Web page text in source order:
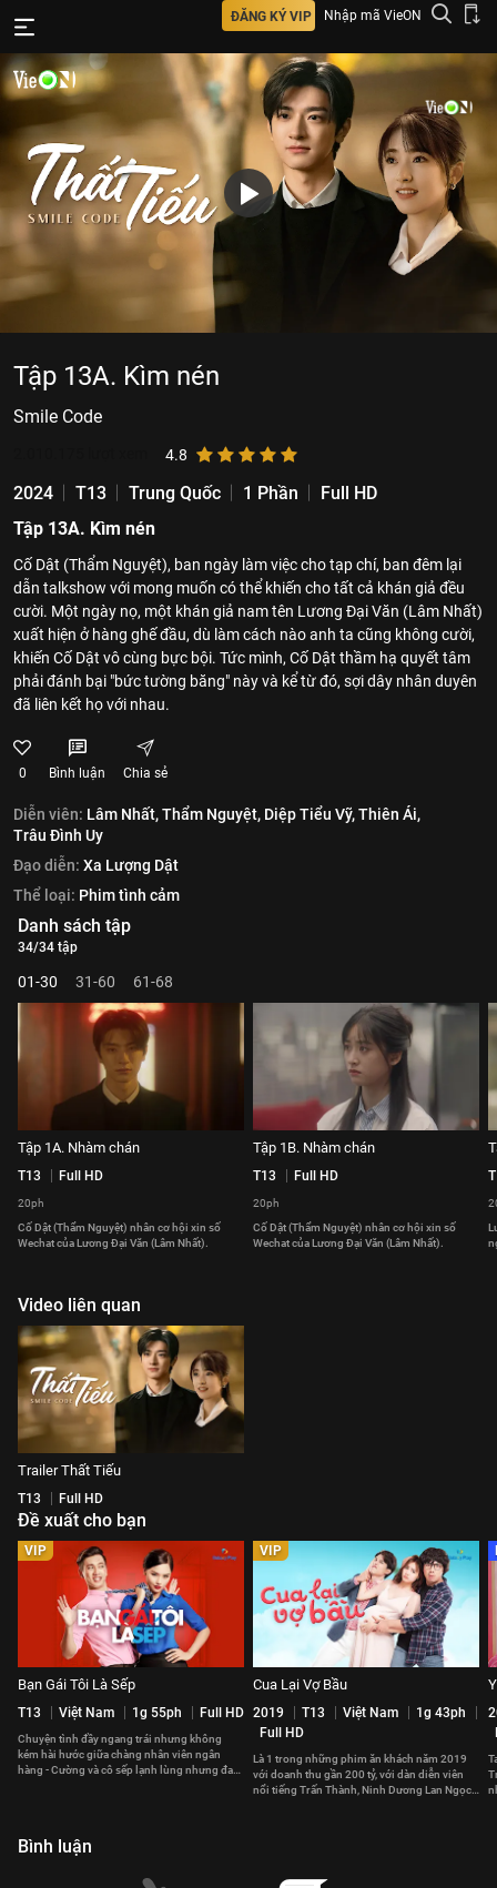
ĐĂNG KÝ VIP Nhập mã VieON
Tập 13A. Kìm nén
Smile Code
4.8
2024 T13 Trung Quốc 1 Phần
Full HD
Tập 13A. Kìm nén
Cố Dật (Thẩm Nguyệt), ban ngày làm việc cho tạp chí, ban đêm lại
dẫn talkshow với mong muốn có thể khiến cho tất cả khán giả đều
cười. Một ngày nọ, một khán giả nam tên Lương Đại Văn (Lâm Nhất)
xuất hiện ở hàng ghế đầu, dù làm cách nào anh ta cũng không cười,
khiến Cố Dật vô cùng bực bội. Tức mình, Cố Dật thầm hạ quyết tâm
phải đánh bại "bức tường băng" này và kể từ đó, sợi dây nhân duyên
đã liên kết họ với nhau.
0 Bình luận Chia sẻ
Diễn viên: Lâm Nhất,Thẩm Nguyệt, Diệp Tiểu Vỹ,Thiên Ái,
Trâu Đình Uy
Đạo diễn: Xa Lượng Dật
Thể loại: Phim tình cảm
Danh sách tập
34/34 tập
01-30 31-60 61-68
Tập 1A. Nhàm chán
T13 Full HD
20ph
Cố Dật (Thẩm Nguyệt) nhân cơ hội xin số
Wechat của Lương Đại Văn (Lâm Nhất).
Tập 1B. Nhàm chán
T13 Full HD
20ph
Cố Dật (Thẩm Nguyệt) nhân cơ hội xin số
Wechat của Lương Đại Văn (Lâm Nhất).
Video liên quan
Trailer Thất Tiếu
T13 Full HD
Đề xuất cho bạn
VIP
Bạn Gái Tôi Là Sếp
T13 Việt Nam 1g 55ph Full HD
Chuyện tình đầy ngang trái nhưng không
kém hài hước giữa chàng nhân viên ngân
hàng - Cường và cô sếp lạnh lùng nhưng đa
VIP
Cua Lại Vợ Bầu
2019 T13 Việt Nam
1g 43ph
Full HD
Là 1 trong những phim ăn khách năm 2019
với doanh thu gần 200 tỷ, với dàn diễn viên
nổi tiếng Trấn Thành, Ninh Dương Lan Ngọc
Bình luận